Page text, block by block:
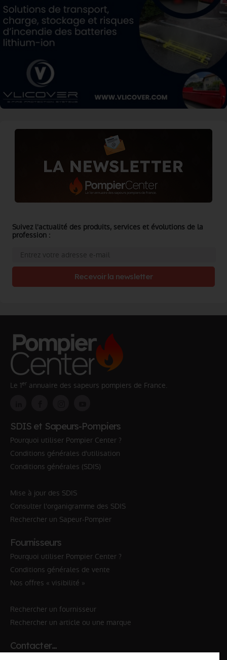
Suivez l'actualité des produits, services et évolutions de la
profession :
Recevoir la newsletter
Le 1er annuaire des sapeurs pompiers de France.
SDIS et Sapeurs-Pompiers
Pourquoi utiliser Pompier Center ?
Conditions générales d'utilisation
Conditions générales (SDIS)
Mise à jour des SDIS
Consulter l'organigramme des SDIS
Rechercher un Sapeur-Pompier
Fournisseurs
Pourquoi utiliser Pompier Center ?
Conditions générales de vente
Nos offres « visibilité »
Rechercher un fournisseur
Rechercher un article ou une marque
Contacter…